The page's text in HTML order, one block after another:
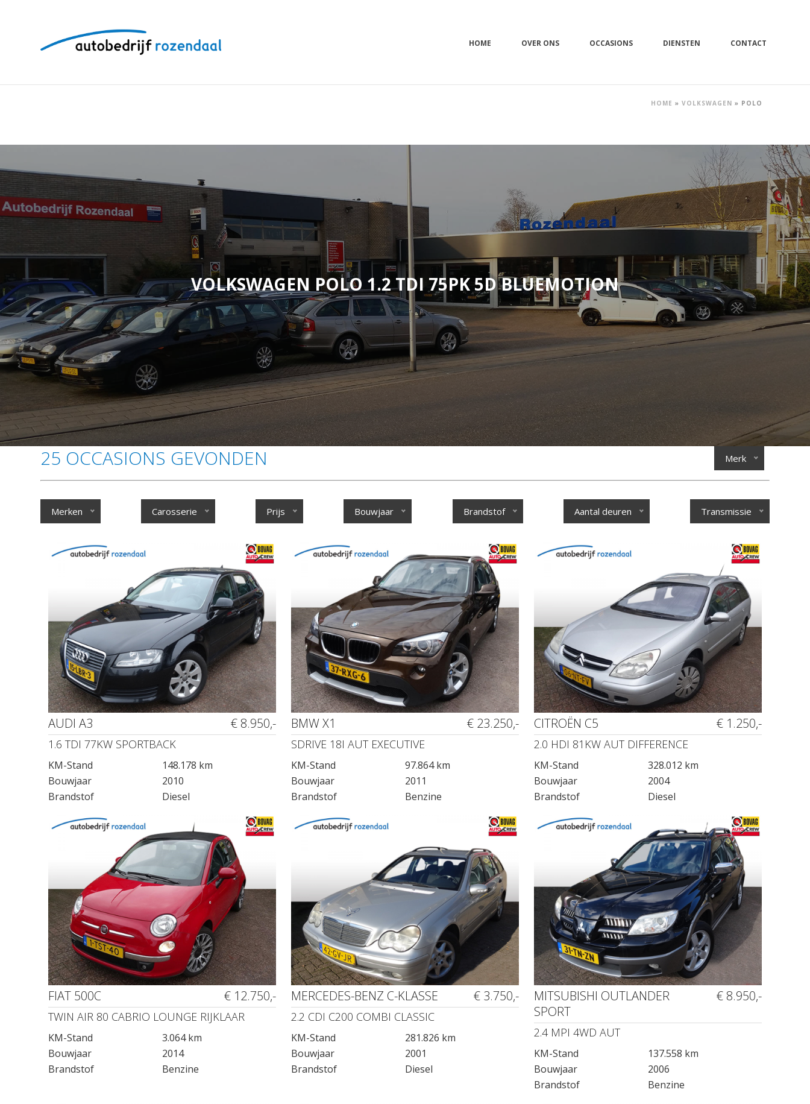
HOME OVER ONS OCCASIONS DIENSTEN CONTACT
HOME » VOLKSWAGEN » POLO
VOLKSWAGEN POLO 1.2 TDI 75PK 5D BLUEMOTION
25 OCCASIONS GEVONDEN Merk
Merken Carosserie Prijs Bouwjaar Brandstof Aantal deuren Transmissie
AUDI A3 € 8.950,-
1.6 TDI 77KW SPORTBACK
KM-Stand
148.178 km
Bouwjaar
2010
Brandstof
Diesel
BMW X1 € 23.250,-
SDRIVE 18I AUT EXECUTIVE
KM-Stand
97.864 km
Bouwjaar
2011
Brandstof
Benzine
CITROËN C5 € 1.250,-
2.0 HDI 81KW AUT DIFFERENCE
KM-Stand
328.012 km
Bouwjaar
2004
Brandstof
Diesel
FIAT 500C € 12.750,-
TWIN AIR 80 CABRIO LOUNGE RIJKLAAR
KM-Stand
3.064 km
Bouwjaar
2014
Brandstof
Benzine
MERCEDES-BENZ C-KLASSE € 3.750,-
2.2 CDI C200 COMBI CLASSIC
KM-Stand
281.826 km
Bouwjaar
2001
Brandstof
Diesel
MITSUBISHI OUTLANDER
SPORT
€ 8.950,-
2.4 MPI 4WD AUT
KM-Stand
137.558 km
Bouwjaar
2006
Brandstof
Benzine